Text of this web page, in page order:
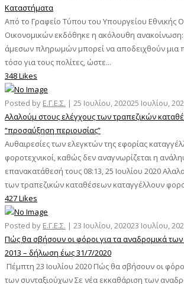
Καταστήματα
Από το Γραφείο Τύπου του Υπουργείου Εθνικής
Οικονομικών εκδόθηκε η ακόλουθη
άμεσων πληρωμών μπορεί να αποδειχθούν μια
τόσο για τους πολίτες, ώστε...
348 Likes
Posted by Ε.Γ.Ε.Σ. | 25 Ιουλίου, 202025 Ιουλίου,
Αλαλούμ στους ελέγχους των τραπεζικών
“προσαύξηση περιουσίας”
Αυθαιρεσίες των ελεγκτών της εφορίας
φοροτεχνικοί, καθώς δεν αναγνωρίζεται η
επανακατάθεσή τους 08:13, 25 Ιουλίου 2020
των τραπεζικών καταθέσεων καταγγέλλουν
427 Likes
Posted by Ε.Γ.Ε.Σ. | 23 Ιουλίου, 202023 Ιουλίου,
Πώς θα σβήσουν οι φόροι για τα αναδρομικά των
2013 – δήλωση έως 31/7/2020
Πέμπτη 23 Ιουλίου 2020 Πώς θα σβήσουν οι
των συνταξιούχων Σε νέα εκκαθάριση των